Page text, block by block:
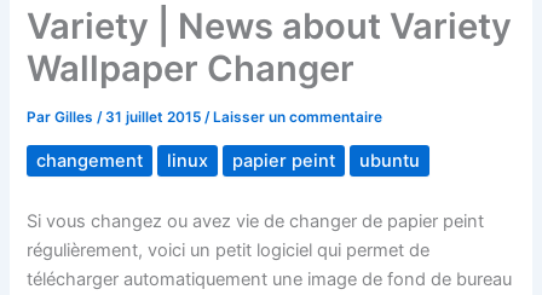
Variety | News about Variety
Wallpaper Changer
ParGilles/31 juillet 2015/ Laisser un commentaire
changement linux papier peint ubuntu
Si vous changez ou avez vie de changer de papier peint
régulièrement, voici un petit logiciel qui permet de
télécharger automatiquement une image de fond de bureau